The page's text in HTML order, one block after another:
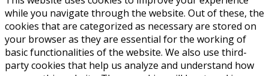
while you navigate through the website. Out of these, the
cookies that are categorized as necessary are stored on
your browser as they are essential for the working of
basic functionalities of the website. We also use third-
party cookies that help us analyze and understand how